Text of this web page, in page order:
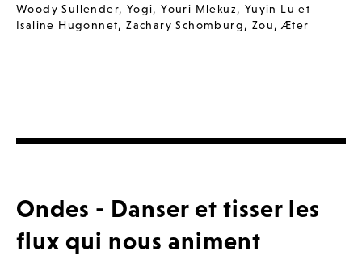
Woody Sullender, Yogi,Youri Mlekuz, Yuyin Lu et
Isaline Hugonnet,Zachary Schomburg, Zou, Æter
Ondes - Danser et tisser les
flux qui nous animent